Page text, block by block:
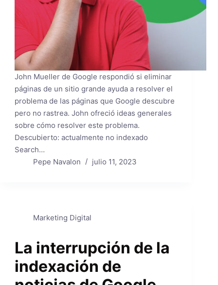
John Mueller de Google respondió si eliminar
páginas de un sitio grande ayuda a resolver el
problema de las páginas que Google descubre
pero no rastrea. John ofreció ideas generales
sobre cómo resolver este problema.
Descubierto: actualmente no indexado
Search…
Pepe Navalon
julio 11, 2023
Marketing Digital
La interrupción de la
indexación de